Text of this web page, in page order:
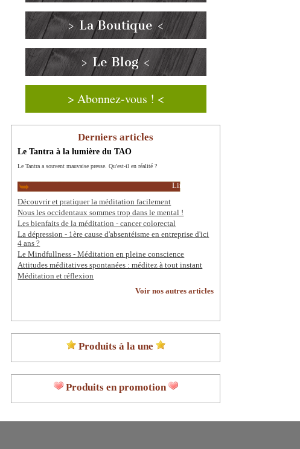
> La Boutique <
> Le Blog <
> Abonnez-vous ! <
Derniers articles
Le Tantra à la lumière du TAO
Le Tantra a souvent mauvaise presse. Qu'est-il en réalité ?
Lire la suite
Découvrir et pratiquer la méditation facilement
Nous les occidentaux sommes trop dans le mental !
Les bienfaits de la méditation - cancer colorectal
La dépression - 1ère cause d'absentéisme en entreprise d'ici
4 ans ?
Le Mindfullness - Méditation en pleine conscience
Attitudes méditatives spontanées : méditez à tout instant
Méditation et réflexion
Voir nos autres articles
Produits à la une
Produits en promotion